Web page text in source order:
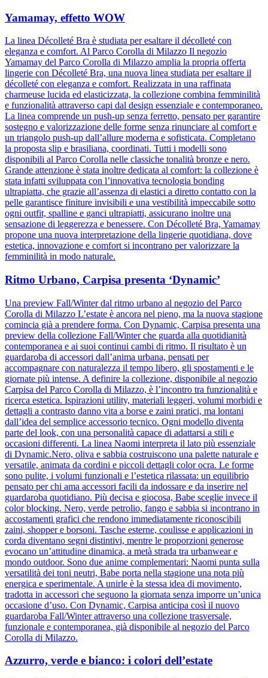
Yamamay, effetto WOW
La linea Décolleté Bra è studiata per esaltare il décolleté con
eleganza e comfort. Al Parco Corolla di Milazzo Il negozio
Yamamay del Parco Corolla di Milazzo amplia la propria offerta
lingerie con Décolleté Bra, una nuova linea studiata per esaltare il
décolleté con eleganza e comfort. Realizzata in una raffinata
charmeuse lucida ed elasticizzata, la collezione combina femminilità
e funzionalità attraverso capi dal design essenziale e contemporaneo.
La linea comprende un push-up senza ferretto, pensato per garantire
sostegno e valorizzazione delle forme senza rinunciare al comfort e
un triangolo push-up dall’allure moderna e sofisticata. Completano
la proposta slip e brasiliana, coordinati. Tutti i modelli sono
disponibili al Parco Corolla nelle classiche tonalità bronze e nero.
Grande attenzione è stata inoltre dedicata al comfort: la collezione è
stata infatti sviluppata con l’innovativa tecnologia bonding
ultrapiatta, che grazie all’assenza di elastici a diretto contatto con la
pelle garantisce finiture invisibili e una vestibilità impeccabile sotto
ogni outfit, spalline e ganci ultrapiatti, assicurano inoltre una
sensazione di leggerezza e benessere. Con Décolleté Bra, Yamamay
propone una nuova interpretazione della lingerie quotidiana, dove
estetica, innovazione e comfort si incontrano per valorizzare la
femminilità in modo naturale.
Ritmo Urbano, Carpisa presenta ‘Dynamic’
Una preview Fall/Winter dal ritmo urbano al negozio del Parco
Corolla di Milazzo L’estate è ancora nel pieno, ma la nuova stagione
comincia già a prendere forma. Con Dynamic, Carpisa presenta una
preview della collezione Fall/Winter che guarda alla quotidianità
contemporanea e ai suoi continui cambi di ritmo. Il risultato è un
guardaroba di accessori dall’anima urbana, pensati per
accompagnare con naturalezza il tempo libero, gli spostamenti e le
giornate più intense. A definire la collezione, disponibile al negozio
Carpisa del Parco Corolla di Milazzo, è l’incontro tra funzionalità e
ricerca estetica. Ispirazioni utility, materiali leggeri, volumi morbidi e
dettagli a contrasto danno vita a borse e zaini pratici, ma lontani
dall’idea del semplice accessorio tecnico. Ogni modello diventa
parte del look, con una personalità capace di adattarsi a stili e
occasioni differenti. La linea Naomi interpreta il lato più essenziale
di Dynamic.Nero, oliva e sabbia costruiscono una palette naturale e
versatile, animata da cordini e piccoli dettagli color ocra. Le forme
sono pulite, i volumi funzionali e l’estetica rilassata: un equilibrio
pensato per chi ama accessori facili da indossare e da inserire nel
guardaroba quotidiano. Più decisa e giocosa, Babe sceglie invece il
color blocking. Nero, verde petrolio, fango e sabbia si incontrano in
accostamenti grafici che rendono immediatamente riconoscibili
zaini, shopper e borsoni. Tasche esterne, coulisse e applicazioni in
corda diventano segni distintivi, mentre le proporzioni generose
evocano un’attitudine dinamica, a metà strada tra urbanwear e
mondo outdoor. Sono due anime complementari: Naomi punta sulla
versatilità dei toni neutri, Babe porta nella stagione una nota più
energica e sperimentale. A unirle è la stessa idea di movimento,
tradotta in accessori che seguono la giornata senza imporre un’unica
occasione d’uso. Con Dynamic, Carpisa anticipa così il nuovo
guardaroba Fall/Winter attraverso una collezione trasversale,
funzionale e contemporanea, già disponibile al negozio del Parco
Corolla di Milazzo.
Azzurro, verde e bianco: i colori dell’estate